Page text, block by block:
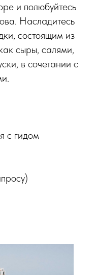
и полюбуйтесь
Насладитесь
состоящим из
сыры, салями,
в сочетании с
с гидом